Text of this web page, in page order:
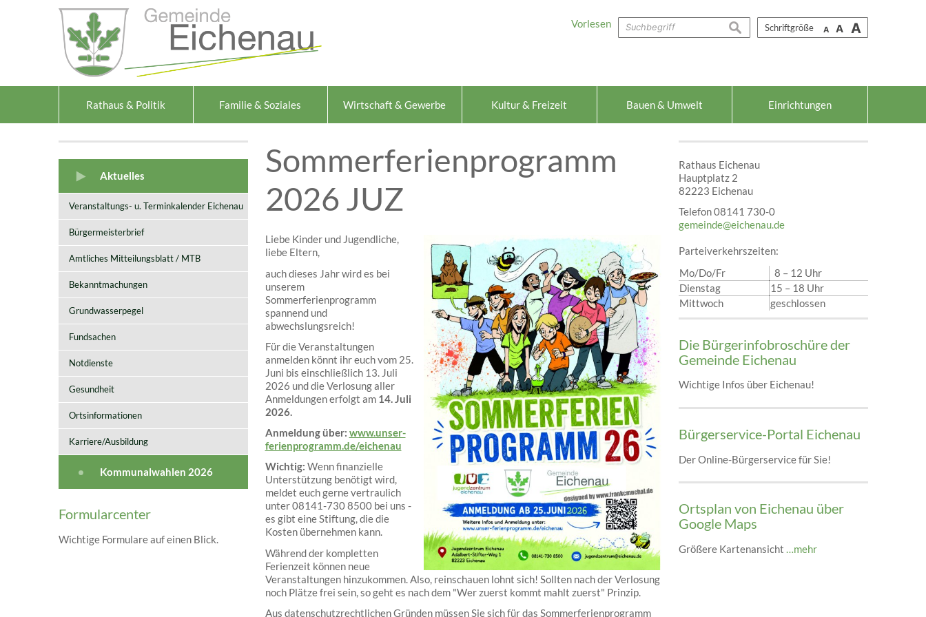
zur Navigationoder zur Startseite springen.
Schriftgröße A A A
suchen
Vorlesen
Rathaus & Politik Familie & Soziales Wirtschaft & Gewerbe Kultur & Freizeit Bauen & Umwelt Einrichtungen
Aktuelles
Veranstaltungs- u. Terminkalender Eichenau
Bürgermeisterbrief
Amtliches Mitteilungsblatt / MTB
Bekanntmachungen
Grundwasserpegel
Fundsachen
Notdienste
Gesundheit
Ortsinformationen
Karriere/Ausbildung
Kommunalwahlen 2026
Formularcenter
Wichtige Formulare auf einen Blick.
Sommerferienprogramm
2026 JUZ
Liebe Kinder und Jugendliche,
liebe Eltern,
auch dieses Jahr wird es bei
unserem
Sommerferienprogramm
spannend und
abwechslungsreich!
Für die Veranstaltungen
anmelden könnt ihr euch vom 25.
Juni bis einschließlich 13. Juli
2026 und die Verlosung aller
Anmeldungen erfolgt am 14. Juli
2026.
Anmeldung über: www.unser-
ferienprogramm.de/eichenau
Wichtig: Wenn finanzielle
Unterstützung benötigt wird,
meldet euch gerne vertraulich
unter 08141-730 8500 bei uns -
es gibt eine Stiftung, die die
Kosten übernehmen kann.
Während der kompletten
Ferienzeit können neue
Veranstaltungen hinzukommen. Also, reinschauen lohnt sich! Sollten nach der Verlosung
noch Plätze frei sein, so geht es nach dem "Wer zuerst kommt mahlt zuerst" Prinzip.
Aus datenschutzrechtlichen Gründen müssen Sie sich für das Sommerferienprogramm
Rathaus Eichenau
Hauptplatz 2
82223 Eichenau
Telefon 08141 730-0
gemeinde@eichenau.de
Parteiverkehrszeiten:
Mo/Do/Fr
8 – 12 Uhr
Dienstag
15 – 18 Uhr
Mittwoch
geschlossen
Die Bürgerinfobroschüre der
Gemeinde Eichenau
Wichtige Infos über Eichenau!
Bürgerservice-Portal Eichenau
Der Online-Bürgerservice für Sie!
Ortsplan von Eichenau über
Google Maps
Größere Kartenansicht …mehr